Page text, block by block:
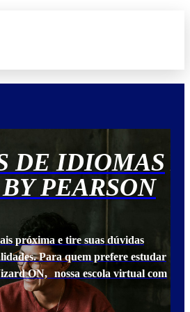
DE IDIOMAS
PEARSON
próxima e tire suas dúvidas
Para quem prefere estudar
ON, nossa escola virtual com